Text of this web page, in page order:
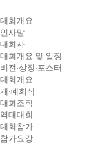
대회개요
인사말
대회사
대회개요 및 일정
비전·상징·포스터
대회개요
개·폐회식
대회조직
역대대회
대회참가
참가요강